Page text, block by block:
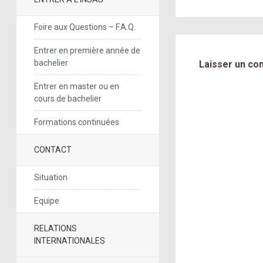
Foire aux Questions – F.A.Q.
Entrer en première année de
bachelier
Entrer en master ou en
cours de bachelier
Formations continuées
CONTACT
Situation
Equipe
RELATIONS
INTERNATIONALES
Laisser un